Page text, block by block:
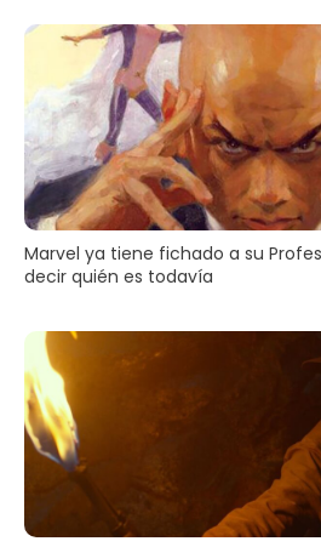
Marvel ya tiene fichado a su
decir quién es todavía